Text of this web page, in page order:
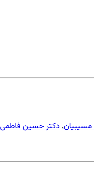
, دکتر حسین فاطمی